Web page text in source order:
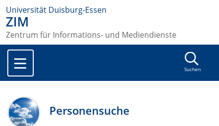
Universität Duisburg-Essen
ZIM
Zentrum für Informations- und Mediendienste
Suchen
Personensuche